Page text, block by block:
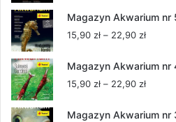
od
Magazyn Akwarium nr
15,90 zł – 22,90 złZakres
od
Magazyn Akwarium nr
15,90 zł – 22,90 złZakres
od
Magazyn Akwarium nr